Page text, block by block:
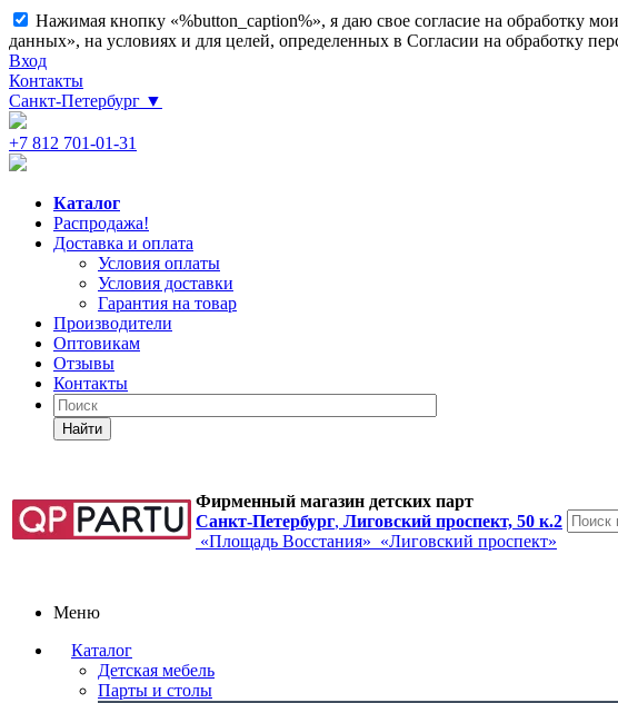
Нажимая кнопку «%button_caption%», я даю свое согласие на обработку
данных», на условиях и для целей, определенных в Согласии на обработку
Вход
Контакты
Санкт-Петербург ▼
+7 812 701-01-31
Каталог
Распродажа!
Доставка и оплата
Условия оплаты
Условия доставки
Гарантия на товар
Производители
Оптовикам
Отзывы
Контакты
Найти
Фирменный магазин детских парт
Санкт-Петербург, Лиговский проспект, 50 к.2
«Площадь Восстания» «Лиговский проспект»
Меню
Каталог
Детская мебель
Парты и столы